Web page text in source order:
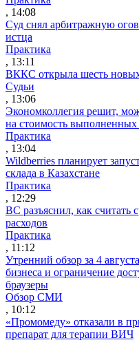
, 14:08
Суд снял арбитражную
истца
Практика
, 13:11
ВККС открыла шесть
Судьи
, 13:06
Экономколлегия решит,
на стоимость выполненных
Практика
, 13:04
Wildberries планирует
склада в Казахстане
Практика
, 12:29
ВС разъяснил, как считать
расходов
Практика
, 11:12
Утренний обзор за 4
бизнеса и ограничение
браузеры
Обзор СМИ
, 10:12
«Промомеду» отказали в
препарат для терапии ВИЧ